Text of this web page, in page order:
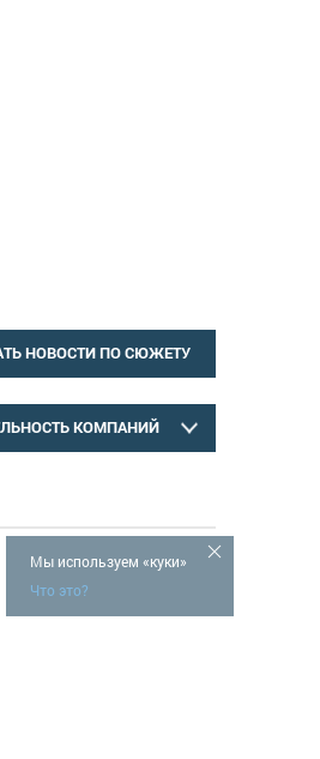
НОВОСТИ ПО СЮЖЕТУ
КОМПАНИЙ
Мы используем «куки»
Что это?